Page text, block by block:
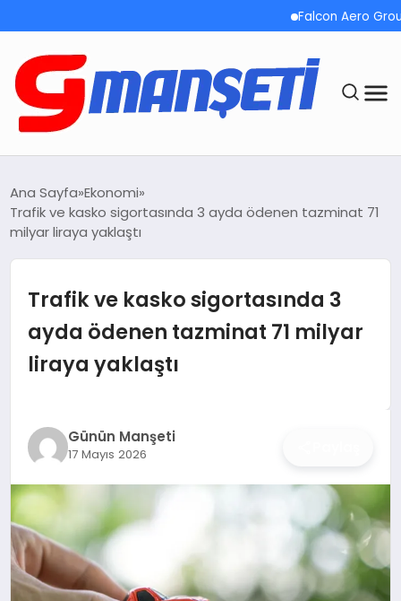
Falcon Aero Group,
DEMOLAR
OYUN
ANA DEMO
TEKNOLOJI
MAGAZIN
KRIPTO PARA
Ana Sayfa Ekonomi
Trafik ve kasko sigortasında 3 ayda ödenen tazminat 71
milyar liraya yaklaştı
Trafik ve kasko sigortasında 3
ayda ödenen tazminat 71 milyar
liraya yaklaştı
Günün Manşeti
17 Mayıs 2026